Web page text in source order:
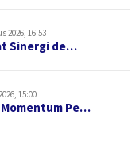
2026, 16:53
Sinergi de…
15:00
Pe…